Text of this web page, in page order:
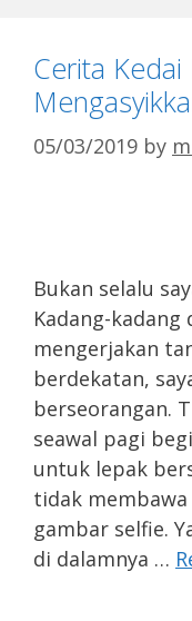
Cerita Kedai
05/03/2019 by
Bukan selalu
Kadang-kadang
mengerjakan
berdekatan,
berseorangan.
seawal pagi
untuk lepak
tidak
gambar selfie.
di dalamnya …